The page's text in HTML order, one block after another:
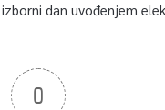
dan uvođenjem
0